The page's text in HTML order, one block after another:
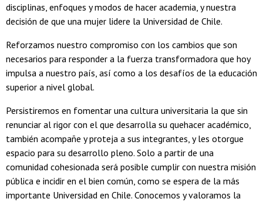
disciplinas, enfoques y modos de hacer academia, y nuestra
decisión de que una mujer lidere la Universidad de Chile.
Reforzamos nuestro compromiso con los cambios que son
necesarios para responder a la fuerza transformadora que hoy
impulsa a nuestro país, así como a los desafíos de la educación
superior a nivel global.
Persistiremos en fomentar una cultura universitaria la que sin
renunciar al rigor con el que desarrolla su quehacer académico,
también acompañe y proteja a sus integrantes, y les otorgue
espacio para su desarrollo pleno. Solo a partir de una
comunidad cohesionada será posible cumplir con nuestra misión
pública e incidir en el bien común, como se espera de la más
importante Universidad en Chile. Conocemos y valoramos la